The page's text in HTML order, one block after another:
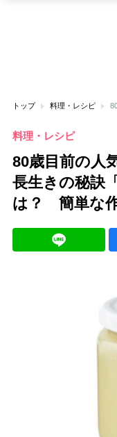
トップ 料理・レシピ
料理・レシピ
80歳目前の人
長生きの秘訣
は？ 簡単な